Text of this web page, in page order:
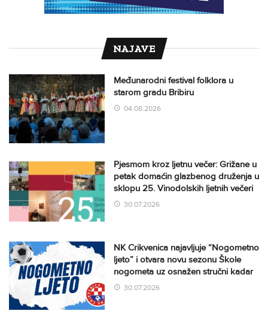
NAJAVE
Međunarodni festival folklora u
starom gradu Bribiru
04.08.2026
Pjesmom kroz ljetnu večer: Grižane u
petak domaćin glazbenog druženja u
sklopu 25. Vinodolskih ljetnih večeri
30.07.2026
NK Crikvenica najavljuje “Nogometno
ljeto” i otvara novu sezonu Škole
nogometa uz osnažen stručni kadar
30.07.2026